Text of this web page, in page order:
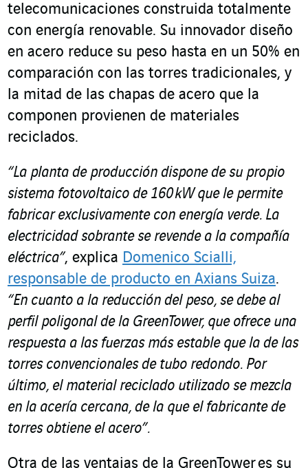
telecomunicaciones construida totalmente
con energía renovable. Su innovador diseño
en acero reduce su peso hasta en un 50% en
comparación con las torres tradicionales, y
la mitad de las chapas de acero que la
componen provienen de materiales
reciclados.
“La planta de producción dispone de su propio
sistema fotovoltaico de 160 kW que le permite
fabricar exclusivamente con energía verde. La
electricidad sobrante se revende a la compañía
eléctrica”, explica Domenico Scialli,
responsable de producto en Axians Suiza.
“En cuanto a la reducción del peso, se debe al
perfil poligonal de la GreenTower, que ofrece una
respuesta a las fuerzas más estable que la de las
torres convencionales de tubo redondo. Por
último, el material reciclado utilizado se mezcla
en la acería cercana, de la que el fabricante de
torres obtiene el acero”.
Otra de las ventajas de la GreenTower es su